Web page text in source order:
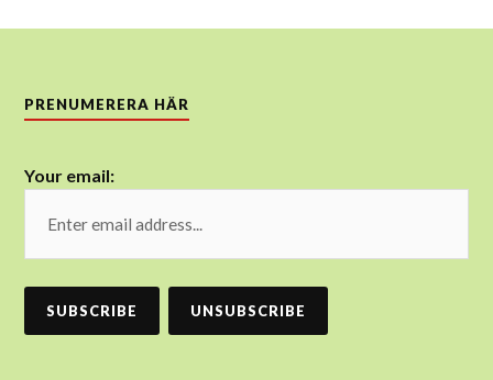
PRENUMERERA HÄR
Your email: